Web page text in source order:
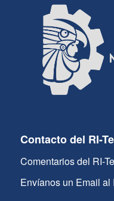
Contacto del RI-
Comentarios del RI-
Envíanos un Email al